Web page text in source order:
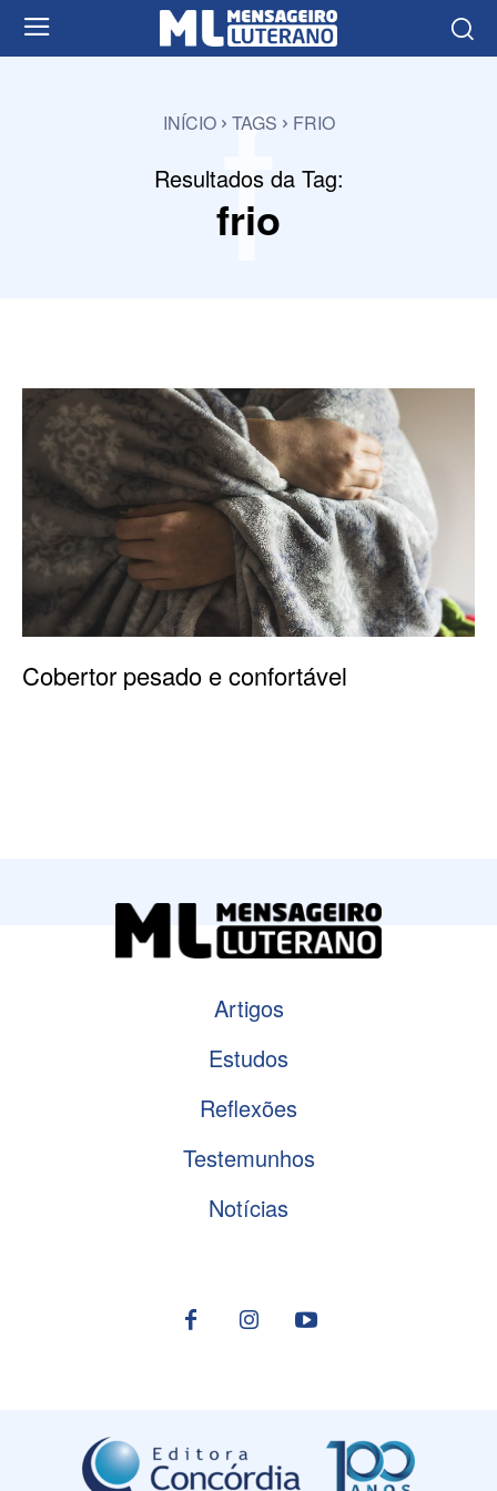
INÍCIO TAGS FRIO
Resultados da Tag:
frio
f
Cobertor pesado e confortável
Artigos
Estudos
Reflexões
Testemunhos
Notícias